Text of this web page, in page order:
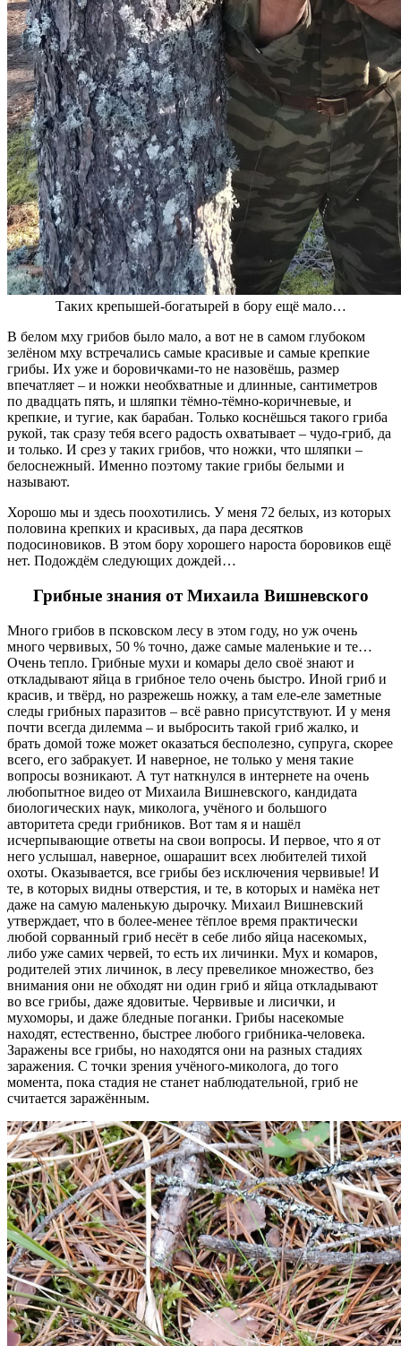
Таких крепышей-богатырей в бору ещё мало…
В белом мху грибов было мало, а вот не в самом глубоком
зелёном мху встречались самые красивые и самые крепкие
грибы. Их уже и боровичками-то не назовёшь, размер
впечатляет – и ножки необхватные и длинные, сантиметров
по двадцать пять, и шляпки тёмно-тёмно-коричневые, и
крепкие, и тугие, как барабан. Только коснёшься такого гриба
рукой, так сразу тебя всего радость охватывает – чудо-гриб, да
и только. И срез у таких грибов, что ножки, что шляпки –
белоснежный. Именно поэтому такие грибы белыми и
называют.
Хорошо мы и здесь поохотились. У меня 72 белых, из которых
половина крепких и красивых, да пара десятков
подосиновиков. В этом бору хорошего нароста боровиков ещё
нет. Подождём следующих дождей…
Грибные знания от Михаила Вишневского
Много грибов в псковском лесу в этом году, но уж очень
много червивых, 50 % точно, даже самые маленькие и те…
Очень тепло. Грибные мухи и комары дело своё знают и
откладывают яйца в грибное тело очень быстро. Иной гриб и
красив, и твёрд, но разрежешь ножку, а там еле-еле заметные
следы грибных паразитов – всё равно присутствуют. И у меня
почти всегда дилемма – и выбросить такой гриб жалко, и
брать домой тоже может оказаться бесполезно, супруга, скорее
всего, его забракует. И наверное, не только у меня такие
вопросы возникают. А тут наткнулся в интернете на очень
любопытное видео от Михаила Вишневского, кандидата
биологических наук, миколога, учёного и большого
авторитета среди грибников. Вот там я и нашёл
исчерпывающие ответы на свои вопросы. И первое, что я от
него услышал, наверное, ошарашит всех любителей тихой
охоты. Оказывается, все грибы без исключения червивые! И
те, в которых видны отверстия, и те, в которых и намёка нет
даже на самую маленькую дырочку. Михаил Вишневский
утверждает, что в более-менее тёплое время практически
любой сорванный гриб несёт в себе либо яйца насекомых,
либо уже самих червей, то есть их личинки. Мух и комаров,
родителей этих личинок, в лесу превеликое множество, без
внимания они не обходят ни один гриб и яйца откладывают
во все грибы, даже ядовитые. Червивые и лисички, и
мухоморы, и даже бледные поганки. Грибы насекомые
находят, естественно, быстрее любого грибника-человека.
Заражены все грибы, но находятся они на разных стадиях
заражения. С точки зрения учёного-миколога, до того
момента, пока стадия не станет наблюдательной, гриб не
считается заражённым.